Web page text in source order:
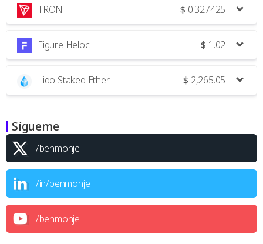
TRON $ 0.327425
Figure Heloc $ 1.02
Lido Staked Ether $ 2,265.05
Sígueme
/benmonje
/in/benmonje
/benmonje